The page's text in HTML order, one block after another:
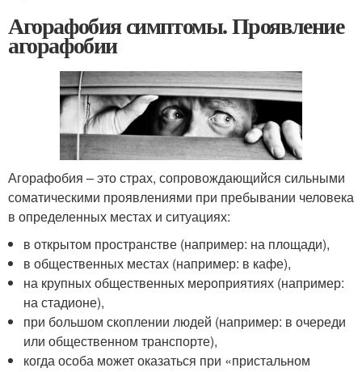
Агорафобия симптомы. Проявление
агорафобии
Агорафобия – это страх, сопровождающийся сильными
соматическими проявлениями при пребывании человека
в определенных местах и ситуациях:
в открытом пространстве (например: на площади),
в общественных местах (например: в кафе),
на крупных общественных мероприятиях (например:
на стадионе),
при большом скоплении людей (например: в очереди
или общественном транспорте),
когда особа может оказаться при «пристальном